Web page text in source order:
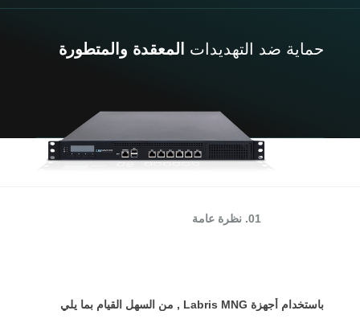
حماية ضد التهديدات المعقدة والمتطورة
01. نظرة عامة
باستخدام أجهزة Labris MNG , من السهل القيام بما يلي